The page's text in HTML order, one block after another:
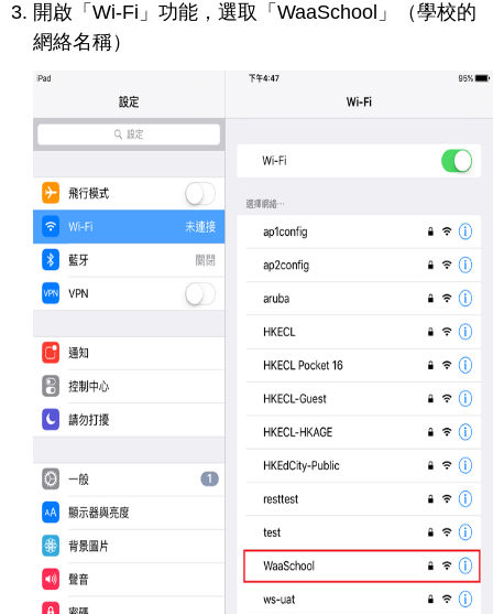
開啟「Wi-Fi」功能，選取「WaaSchool」（學校的
網絡名稱）